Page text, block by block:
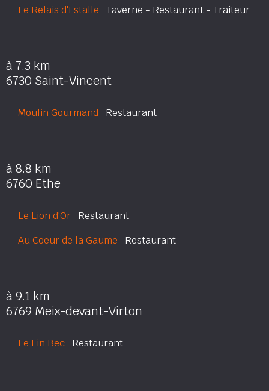
Le Relais d'Estalle Taverne - Restaurant - Traiteur
à 7.3 km
6730 Saint-Vincent
Moulin Gourmand Restaurant
à 8.8 km
6760 Ethe
Le Lion d'Or Restaurant
Au Coeur de la Gaume Restaurant
à 9.1 km
6769 Meix-devant-Virton
Le Fin Bec Restaurant